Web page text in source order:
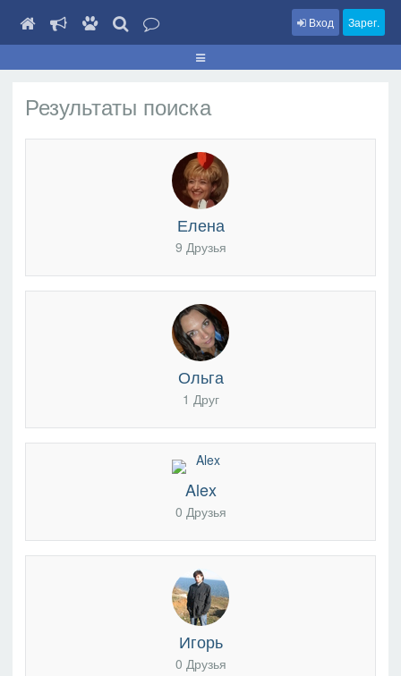
Вход Зарег.
Результаты поиска
Елена
9 Друзья
Ольга
1 Друг
Alex
0 Друзья
Игорь
0 Друзья